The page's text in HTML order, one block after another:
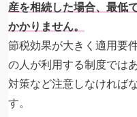
産を相続した場合、最低
かかりません。
節税効果が大きく適用要
の人が利用する制度では
対策など注意しなければ
す。